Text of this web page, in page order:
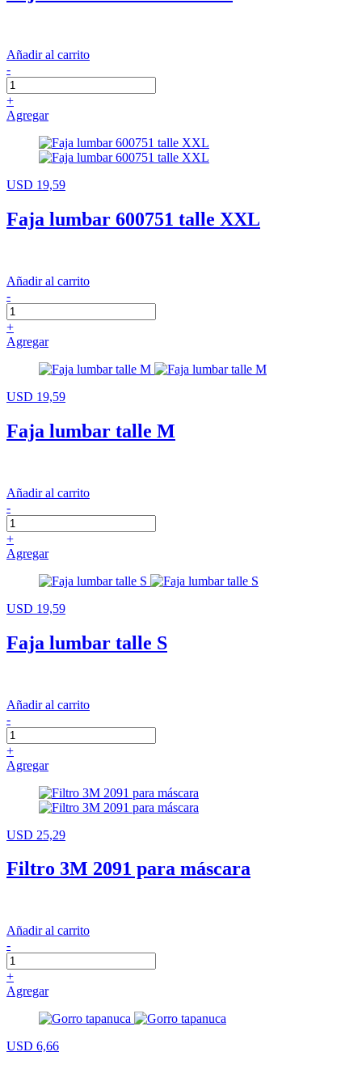
Añadir al carrito
-
+
Agregar
USD 19,59
Faja lumbar 600751 talle XXL
Añadir al carrito
-
+
Agregar
USD 19,59
Faja lumbar talle M
Añadir al carrito
-
+
Agregar
USD 19,59
Faja lumbar talle S
Añadir al carrito
-
+
Agregar
USD 25,29
Filtro 3M 2091 para máscara
Añadir al carrito
-
+
Agregar
USD 6,66